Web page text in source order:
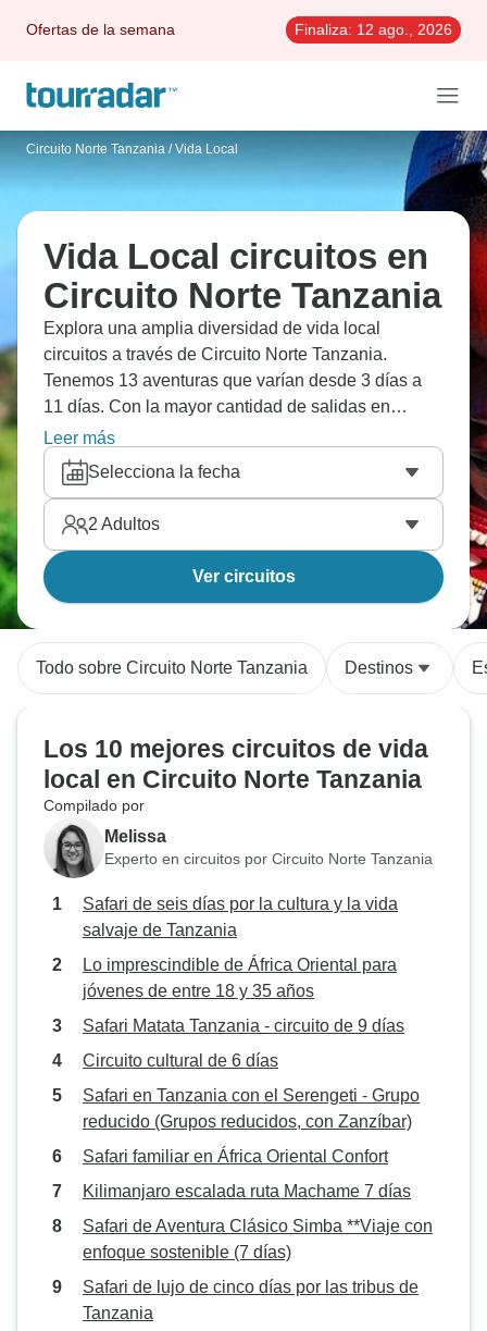
Ofertas de la semana Finaliza: 12 ago., 2026
Circuito Norte Tanzania / Vida Local
Vida Local circuitos en
Circuito Norte Tanzania
Explora una amplia diversidad de vida local
circuitos a través de Circuito Norte Tanzania.
Tenemos 13 aventuras que varían desde 3 días a
11 días. Con la mayor cantidad de salidas en
Agosto, esta es también la época más popular del
año.
Leer más
Selecciona la fecha
2 Adultos
Ver circuitos
Todo sobre Circuito Norte Tanzania Destinos
Los 10 mejores circuitos de vida
local en Circuito Norte Tanzania
Compilado por
Melissa
Experto en circuitos por Circuito Norte Tanzania
Safari de seis días por la cultura y la vida
salvaje de Tanzania
Lo imprescindible de África Oriental para
jóvenes de entre 18 y 35 años
Safari Matata Tanzania - circuito de 9 días
Circuito cultural de 6 días
Safari en Tanzania con el Serengeti - Grupo
reducido (Grupos reducidos, con Zanzíbar)
Safari familiar en África Oriental Confort
Kilimanjaro escalada ruta Machame 7 días
Safari de Aventura Clásico Simba **Viaje con
enfoque sostenible (7 días)
Safari de lujo de cinco días por las tribus de
Tanzania